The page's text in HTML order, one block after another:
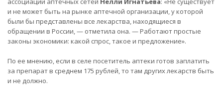
и не может быть на рынке аптечной организации, у которой
были бы представлены все лекарства, находящиеся в
обращении в России, — отметила она. — Работают простые
законы экономики: какой спрос, такое и предложение».
По ее мнению, если в селе посетитель аптеки готов заплатить
за препарат в среднем 175 рублей, то там других лекарств быть
и не должно.